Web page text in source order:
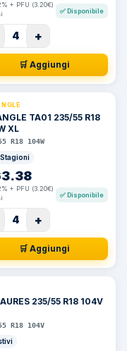
+ PFU (3.20€)
✅Disponibile
4 +
🛒 Aggiungi
TA01 235/55 R18
XL
R18 104W
+ PFU (3.20€)
✅Disponibile
4 +
🛒 Aggiungi
235/55 R18 104V
R18 104V